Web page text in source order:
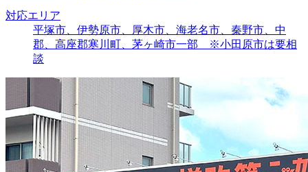
対応エリア
平塚市、伊勢原市、厚木市、海老名市、秦野市、中
郡、高座郡寒川町、茅ヶ崎市一部 ※小田原市は要相
談